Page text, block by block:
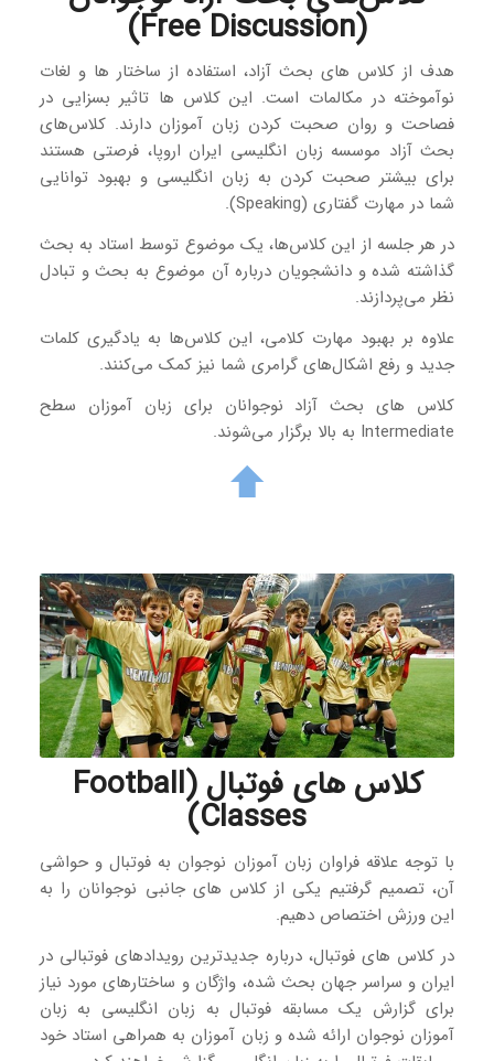
(Free Discussion)
هدف از کلاس های بحث آزاد، استفاده از ساختار ها و لغات
نوآموخته در مکالمات است. این کلاس ها تاثیر بسزایی در
فصاحت و روان صحبت کردن زبان آموزان دارند. کلاس‌های
بحث آزاد موسسه زبان انگلیسی ایران اروپا، فرصتی هستند
برای بیشتر صحبت کردن به زبان انگلیسی و بهبود توانایی‌
شما در مهارت گفتاری (Speaking).
در هر جلسه از این کلاس‌‌ها، یک موضوع توسط استاد به بحث
گذاشته شده و دانشجویان درباره آن موضوع به بحث و تبادل
نظر می‌پردازند.
علاوه بر بهبود مهارت کلامی، این کلاس‌ها به یادگیری کلمات
جدید و رفع اشکال‌های گرامری شما نیز کمک می‌کنند.
کلاس های بحث آزاد نوجوانان برای زبان آموزان سطح
Intermediate به بالا برگزار می‌شوند.
کلاس‌ های فوتبال (Football
Classes)
با توجه علاقه فراوان زبان آموزان نوجوان به فوتبال و حواشی
آن، تصمیم گرفتیم یکی از کلاس های جانبی نوجوانان را به
این ورزش اختصاص دهیم.
در کلاس های فوتبال، درباره جدیدترین رویدادهای فوتبالی در
ایران و سراسر جهان بحث شده، واژگان و ساختارهای مورد نیاز
برای گزارش یک مسابقه فوتبال به زبان انگلیسی به زبان
آموزان نوجوان ارائه شده و زبان آموزان به همراهی استاد خود